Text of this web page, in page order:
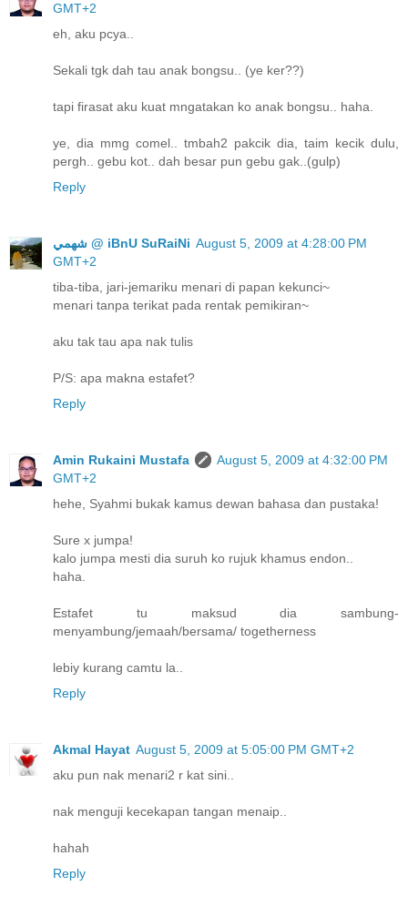
GMT+2
eh, aku pcya..
Sekali tgk dah tau anak bongsu.. (ye ker??)
tapi firasat aku kuat mngatakan ko anak bongsu.. haha.
ye, dia mmg comel.. tmbah2 pakcik dia, taim kecik dulu,
pergh.. gebu kot.. dah besar pun gebu gak..(gulp)
Reply
ﺷﻬﻤﻲ @ iBnU SuRaiNi August 5, 2009 at 4:28:00 PM
GMT+2
tiba-tiba, jari-jemariku menari di papan kekunci~
menari tanpa terikat pada rentak pemikiran~
aku tak tau apa nak tulis
P/S: apa makna estafet?
Reply
Amin Rukaini Mustafa
August 5, 2009 at 4:32:00 PM
GMT+2
hehe, Syahmi bukak kamus dewan bahasa dan pustaka!
Sure x jumpa!
kalo jumpa mesti dia suruh ko rujuk khamus endon..
haha.
Estafet tu maksud dia sambung-
menyambung/jemaah/bersama/ togetherness
lebiy kurang camtu la..
Reply
Akmal Hayat August 5, 2009 at 5:05:00 PM GMT+2
aku pun nak menari2 r kat sini..
nak menguji kecekapan tangan menaip..
hahah
Reply